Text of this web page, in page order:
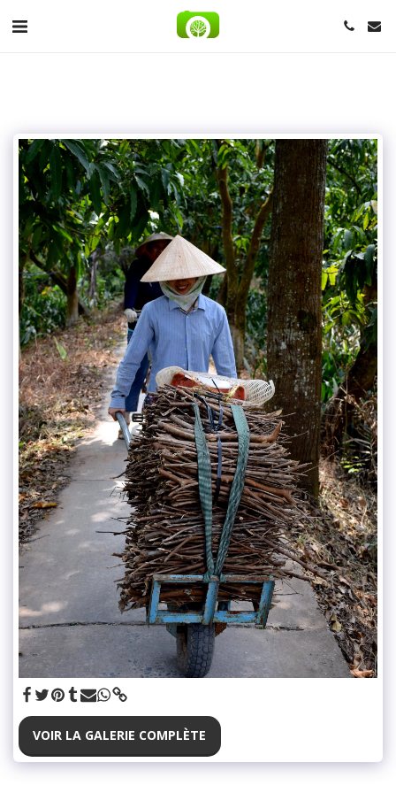
VOIR LA GALERIE COMPLÈTE